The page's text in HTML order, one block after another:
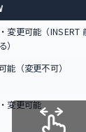
変更可能（INSERT
）
能（変更不可）
変更可能